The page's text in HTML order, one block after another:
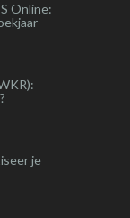
Online:
je